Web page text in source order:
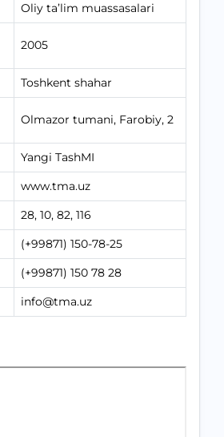
Oliy ta’lim muassasalari
2005
Toshkent shahar
Olmazor tumani, Farobiy, 2
Yangi TashMI
www.tma.uz
28, 10, 82, 116
(+99871) 150-78-25
(+99871) 150 78 28
info@tma.uz